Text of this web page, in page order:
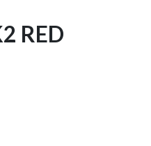
RED